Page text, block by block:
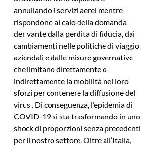
annullando i servizi aerei mentre
rispondono al calo della domanda
derivante dalla perdita di fiducia, dai
cambiamenti nelle politiche di viaggio
aziendali e dalle misure governative
che limitano direttamente o
indirettamente la mobilità nei loro
sforzi per contenere la diffusione del
virus . Di conseguenza, l’epidemia di
COVID-19 si sta trasformando in uno
shock di proporzioni senza precedenti
per il nostro settore. Oltre all’Italia,